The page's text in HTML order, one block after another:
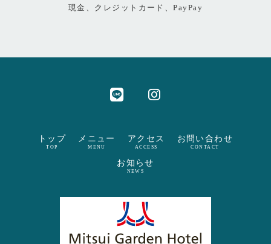
現金、クレジットカード、PayPay
トップ
TOP
メニュー
MENU
アクセス
ACCESS
お問い合わせ
CONTACT
お知らせ
NEWS